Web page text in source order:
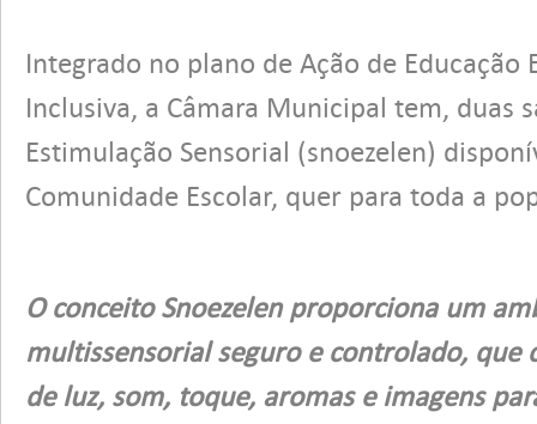
Integrado no plano de Ação de Educação
Inclusiva, a Câmara Municipal tem, duas
Estimulação Sensorial (snoezelen)
Comunidade Escolar, quer para toda a
O conceito Snoezelen proporciona um
multissensorial seguro e controlado, que
de luz, som, toque, aromas e imagens